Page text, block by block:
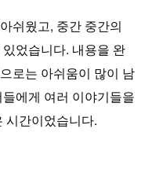
쉬웠고, 중간 중간의
었습니다. 내용을 완
로는 아쉬움이 많이 남
에게 여러 이야기들을
시간이었습니다.